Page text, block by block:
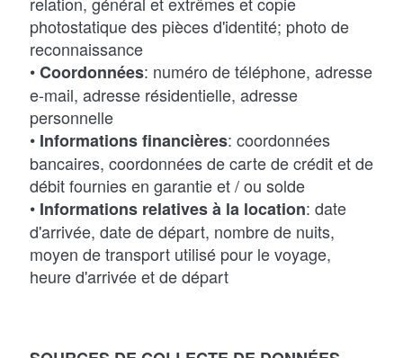
photostatique des pièces d'identité; photo de
reconnaissance
•Coordonnées: numéro de téléphone, adresse
e-mail, adresse résidentielle, adresse
personnelle
• Informations financières: coordonnées
bancaires, coordonnées de carte de crédit et de
débit fournies en garantie et / ou solde
• Informations relatives à la location: date
d'arrivée, date de départ, nombre de nuits,
moyen de transport utilisé pour le voyage,
heure d'arrivée et de départ